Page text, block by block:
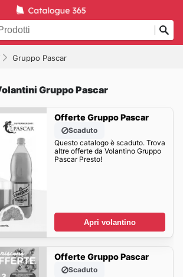
Gruppo Pascar
Gruppo Pascar
Offerte Gruppo Pascar
Scaduto
Questo catalogo è scaduto. Trova
altre offerte da Volantino Gruppo
Pascar Presto!
Apri volantino
Offerte Gruppo Pascar
Scaduto